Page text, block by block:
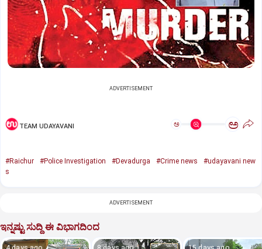
ADVERTISEMENT
TEAM UDAYAVANI ಅ ಅ
#Raichur #Police Investigation #Devadurga #Crime news
#udayavani new
s
ADVERTISEMENT
ಇನ್ನಷ್ಟು ಸುದ್ದಿ ಈ ವಿಭಾಗದಿಂದ